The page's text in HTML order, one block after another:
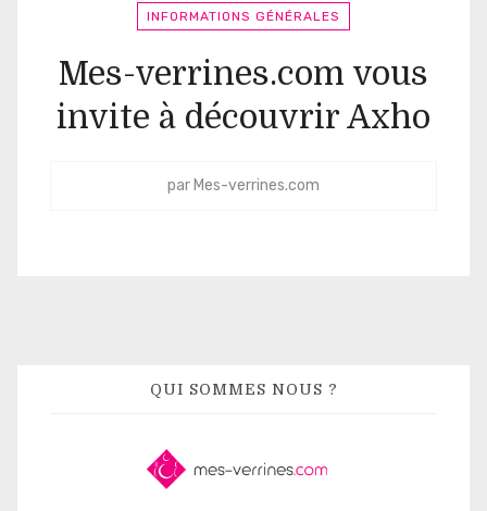
INFORMATIONS GÉNÉRALES
Mes-verrines.com vous
invite à découvrir Axho
parMes-verrines.com
QUI SOMMES NOUS ?